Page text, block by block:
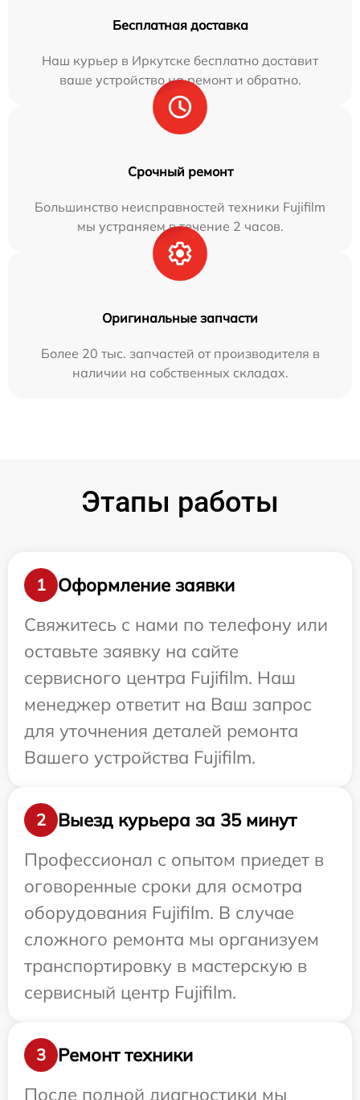
Бесплатная доставка
Наш курьер в Иркутске бесплатно доставит
ваше устройство на ремонт и обратно.
Срочный ремонт
Большинство неисправностей техники Fujifilm
мы устраняем в течение 2 часов.
Оригинальные запчасти
Более 20 тыс. запчастей от производителя в
наличии на собственных складах.
Этапы работы
1
Оформление заявки
Свяжитесь с нами по телефону или
оставьте заявку на сайте
сервисного центра Fujifilm. Наш
менеджер ответит на Ваш запрос
для уточнения деталей ремонта
Вашего устройства Fujifilm.
2
Выезд курьера за 35 минут
Профессионал с опытом приедет в
оговоренные сроки для осмотра
оборудования Fujifilm. В случае
сложного ремонта мы организуем
транспортировку в мастерскую в
сервисный центр Fujifilm.
3
Ремонт техники
После полной диагностики мы